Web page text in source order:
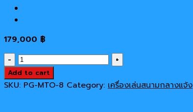
179,000 ฿
เครื่อง
เล่น
สนาม
Add to cart
SKU: PG-MTO-8 Category: เครื่องเล่นสนามกลางแจ้ง